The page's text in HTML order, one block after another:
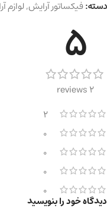
دسته:فیکساتور آرایش,
5
2 reviews
2
0
0
0
0
دیدگاه خود را بنویسید